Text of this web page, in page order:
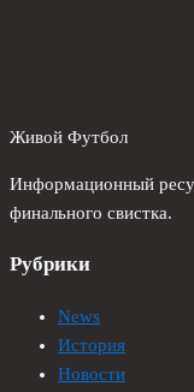
Живой Футбол
Информационный
финального свистка.
Рубрики
News
История
Новости